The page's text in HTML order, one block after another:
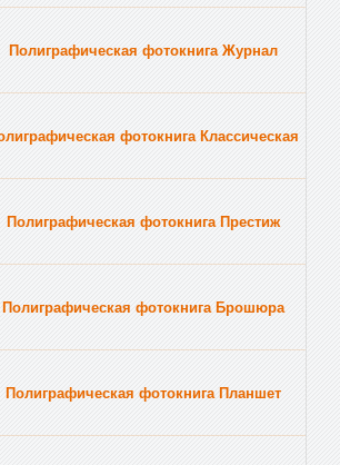
Полиграфическая фотокнига Журнал
фотокнига Классическая
Полиграфическая фотокнига Престиж
Полиграфическая фотокнига Брошюра
Полиграфическая фотокнига Планшет